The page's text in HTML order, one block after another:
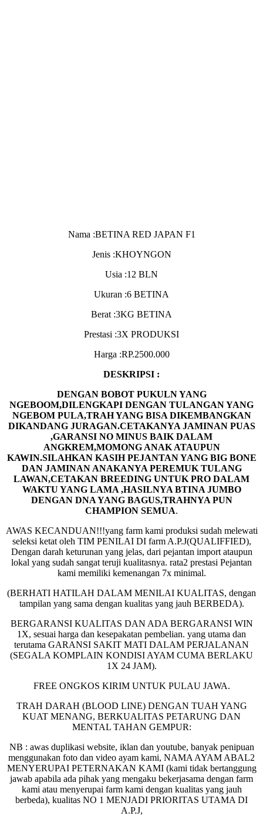
Nama :BETINA RED JAPAN F1
Jenis :KHOYNGON
Usia :12 BLN
Ukuran :6 BETINA
Berat :3KG BETINA
Prestasi :3X PRODUKSI
Harga :RP.2500.000
DESKRIPSI :
DENGAN BOBOT PUKULN YANG
NGEBOOM,DILENGKAPI DENGAN TULANGAN YANG
NGEBOM PULA,TRAH YANG BISA DIKEMBANGKAN
DIKANDANG JURAGAN.CETAKANYA JAMINAN PUAS
,GARANSI NO MINUS BAIK DALAM
ANGKREM,MOMONG ANAK ATAUPUN
KAWIN.SILAHKAN KASIH PEJANTAN YANG BIG BONE
DAN JAMINAN ANAKANYA PEREMUK TULANG
LAWAN,CETAKAN BREEDING UNTUK PRO DALAM
WAKTU YANG LAMA ,HASILNYA BTINA JUMBO
DENGAN DNA YANG BAGUS,TRAHNYA PUN
CHAMPION SEMUA.
AWAS KECANDUAN!!!yang farm kami produksi sudah melewati
seleksi ketat oleh TIM PENILAI DI farm A.P.J(QUALIFFIED),
Dengan darah keturunan yang jelas, dari pejantan import ataupun
lokal yang sudah sangat teruji kualitasnya. rata2 prestasi Pejantan
kami memiliki kemenangan 7x minimal.
(BERHATI HATILAH DALAM MENILAI KUALITAS, dengan
tampilan yang sama dengan kualitas yang jauh BERBEDA).
BERGARANSI KUALITAS DAN ADA BERGARANSI WIN
1X, sesuai harga dan kesepakatan pembelian. yang utama dan
terutama GARANSI SAKIT MATI DALAM PERJALANAN
(SEGALA KOMPLAIN KONDISI AYAM CUMA BERLAKU
1X 24 JAM).
FREE ONGKOS KIRIM UNTUK PULAU JAWA.
TRAH DARAH (BLOOD LINE) DENGAN TUAH YANG
KUAT MENANG, BERKUALITAS PETARUNG DAN
MENTAL TAHAN GEMPUR:
NB : awas duplikasi website, iklan dan youtube, banyak penipuan
menggunakan foto dan video ayam kami, NAMA AYAM ABAL2
MENYERUPAI PETERNAKAN KAMI (kami tidak bertanggung
jawab apabila ada pihak yang mengaku bekerjasama dengan farm
kami atau menyerupai farm kami dengan kualitas yang jauh
berbeda), kualitas NO 1 MENJADI PRIORITAS UTAMA DI
A.P.J,